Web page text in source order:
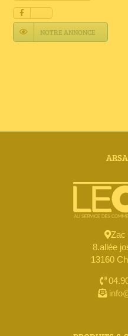
Contact
NOTRE ANNONCE
Zac
8.allée
13160